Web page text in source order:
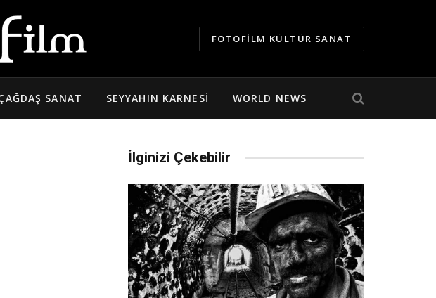
FOTOFILM KÜLTÜR SANAT
SANAT SEYYAHIN KARNESI WORLD NEWS
İlginizi Çekebilir